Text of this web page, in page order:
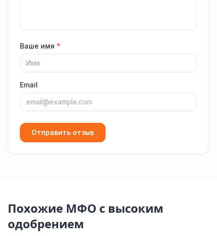
Ваше имя *
Email
Отправить отзыв
Похожие МФО с высоким
одобрением